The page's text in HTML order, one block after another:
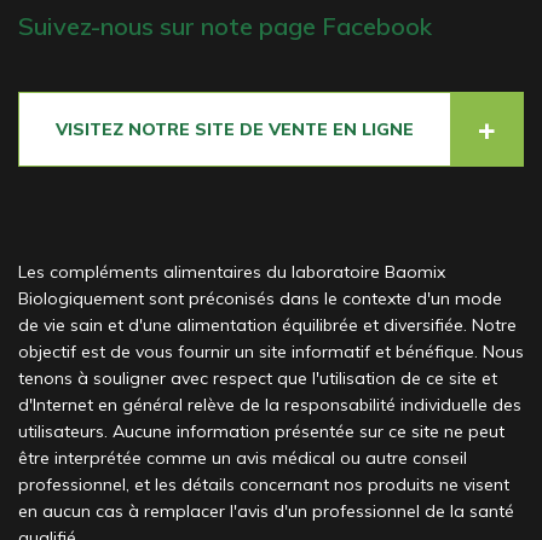
Suivez-nous sur note page Facebook
VISITEZ NOTRE SITE DE VENTE EN LIGNE
Les compléments alimentaires du laboratoire Baomix
Biologiquement sont préconisés dans le contexte d'un mode
de vie sain et d'une alimentation équilibrée et diversifiée. Notre
objectif est de vous fournir un site informatif et bénéfique. Nous
tenons à souligner avec respect que l'utilisation de ce site et
d'Internet en général relève de la responsabilité individuelle des
utilisateurs. Aucune information présentée sur ce site ne peut
être interprétée comme un avis médical ou autre conseil
professionnel, et les détails concernant nos produits ne visent
en aucun cas à remplacer l'avis d'un professionnel de la santé